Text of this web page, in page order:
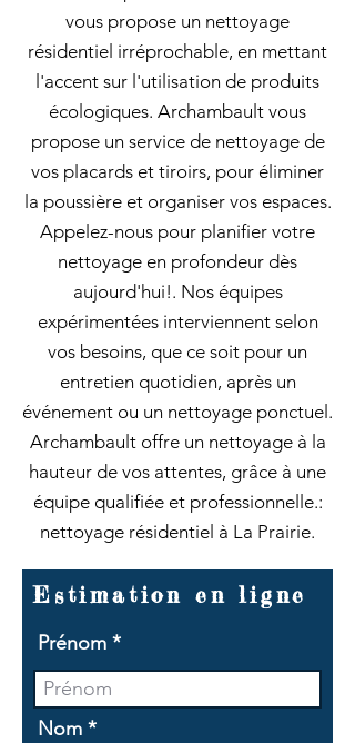
vous propose un nettoyage
résidentiel irréprochable, en mettant
l'accent sur l'utilisation de produits
écologiques. Archambault vous
propose un service de nettoyage de
vos placards et tiroirs, pour éliminer
la poussière et organiser vos espaces.
Appelez-nous pour planifier votre
nettoyage en profondeur dès
aujourd'hui!. Nos équipes
expérimentées interviennent selon
vos besoins, que ce soit pour un
entretien quotidien, après un
événement ou un nettoyage ponctuel.
Archambault offre un nettoyage à la
hauteur de vos attentes, grâce à une
équipe qualifiée et professionnelle.:
nettoyage résidentiel à La Prairie.
Estimation en ligne
Prénom
Nom